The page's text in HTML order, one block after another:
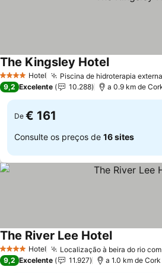
4 EstrelasHotel Piscina de hidroterapia
The Kingsley Hotel
9,2 Excelente 10.288 a 0.9 km de
De € 161
Consulte os preços de 16 sites
4 EstrelasHotel Localização à beira do rio
The River Lee Hotel
9,2 Excelente 11.927 a 1.0 km de